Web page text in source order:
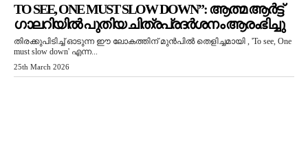
TO SEE, ONE MUST SLOW DOWN”: ആത്മ ആർട്ട്
ഗാലറിയിൽ പുതിയ ചിത്രപ്രദർശനം ആരംഭിച്ചു
തിരക്കുപിടിച്ച് ഓടുന്ന ഈ ലോകത്തിന് മുൻപിൽ തെളിച്ചമായി , 'To see, One
must slow down' എന്ന...
25th March 2026